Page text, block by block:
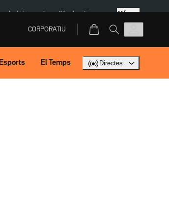
Isaki Lacuesta Sánchez Europa Més
CORPORATIU
Esports El Temps Directes